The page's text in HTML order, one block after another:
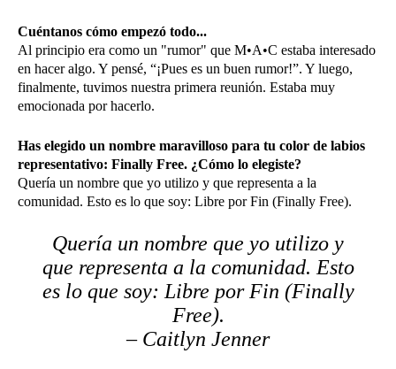
Cuéntanos cómo empezó todo...
Al principio era como un "rumor" que M•A•C estaba interesado
en hacer algo. Y pensé, “¡Pues es un buen rumor!”. Y luego,
finalmente, tuvimos nuestra primera reunión. Estaba muy
emocionada por hacerlo.
Has elegido un nombre maravilloso para tu color de labios
representativo: Finally Free. ¿Cómo lo elegiste?
Quería un nombre que yo utilizo y que representa a la
comunidad. Esto es lo que soy: Libre por Fin (Finally Free).
Quería un nombre que yo utilizo y
que representa a la comunidad. Esto
es lo que soy: Libre por Fin (Finally
Free).
– Caitlyn Jenner